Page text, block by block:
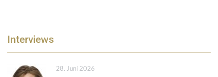
Interviews
28. Juni 2026